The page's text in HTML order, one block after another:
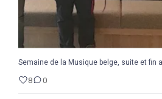
Semaine de la Musique belge, suite et fin
8 0